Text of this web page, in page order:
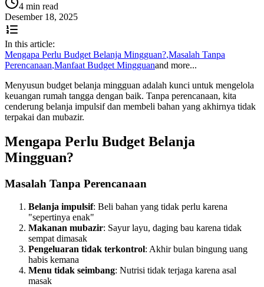
4 min read
Desember 18, 2025
In this article:
Mengapa Perlu Budget Belanja Mingguan?,Masalah Tanpa
Perencanaan,Manfaat Budget Mingguanand more...
Menyusun budget belanja mingguan adalah kunci untuk mengelola
keuangan rumah tangga dengan baik. Tanpa perencanaan, kita
cenderung belanja impulsif dan membeli bahan yang akhirnya tidak
terpakai dan mubazir.
Mengapa Perlu Budget Belanja
Mingguan?
Masalah Tanpa Perencanaan
Belanja impulsif: Beli bahan yang tidak perlu karena
"sepertinya enak"
Makanan mubazir: Sayur layu, daging bau karena tidak
sempat dimasak
Pengeluaran tidak terkontrol: Akhir bulan bingung uang
habis kemana
Menu tidak seimbang: Nutrisi tidak terjaga karena asal
masak